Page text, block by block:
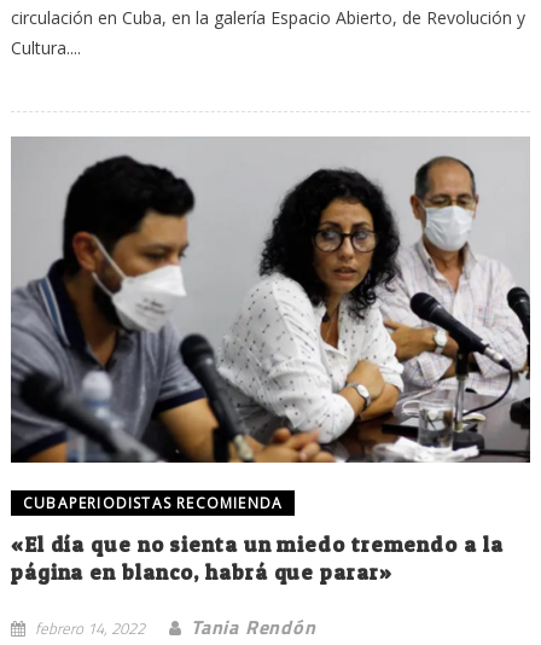
circulación en Cuba, en la galería Espacio Abierto, de Revolución y
Cultura....
CUBAPERIODISTAS RECOMIENDA
«El día que no sienta un miedo tremendo a la
página en blanco, habrá que parar»
febrero 14, 2022
Tania Rendón